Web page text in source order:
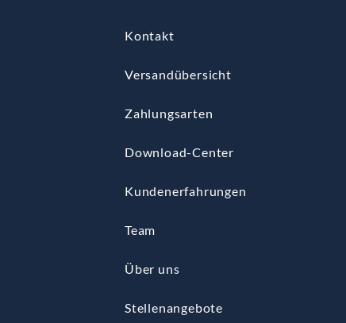
Kontakt
Versandübersicht
Zahlungsarten
Download-Center
Kundenerfahrungen
Team
Über uns
Stellenangebote